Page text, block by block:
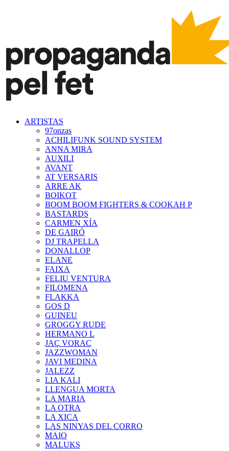
ARTISTAS
97onzas
ACHILIFUNK SOUND SYSTEM
ANNA MIRA
AUXILI
AVANT
AT VERSARIS
ARRE AK
BOIKOT
BOOM BOOM FIGHTERS & COOKAH P
BASTARDS
CARMEN XÍA
DE GAIRÓ
DJ TRAPELLA
DONALLOP
ELANE
FAIXA
FELIU VENTURA
FILOMENA
FLAKKA
GOS D
GUINEU
GROGGY RUDE
HERMANO L
JAÇ VORAÇ
JAZZWOMAN
JAVI MEDINA
JALEZZ
LIA KALI
LLENGUA MORTA
LA MARIA
LA OTRA
LA XICA
LAS NINYAS DEL CORRO
MAIO
MALUKS